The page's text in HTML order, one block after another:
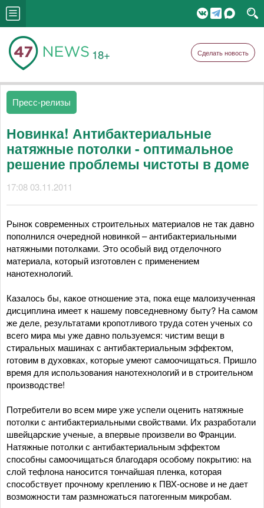
18+ Сделать новость
Пресс-релизы
Новинка! Антибактериальные
натяжные потолки - оптимальное
решение проблемы чистоты в доме
17:08 03.11.2011
Рынок современных строительных материалов не так давно
пополнился очередной новинкой – антибактериальными
натяжными потолками. Это особый вид отделочного
материала, который изготовлен с применением
нанотехнологий.
Казалось бы, какое отношение эта, пока еще малоизученная
дисциплина имеет к нашему повседневному быту? На самом
же деле, результатами кропотливого труда сотен ученых со
всего мира мы уже давно пользуемся: чистим вещи в
стиральных машинах с антибактериальным эффектом,
готовим в духовках, которые умеют самоочищаться. Пришло
время для использования нанотехнологий и в строительном
производстве!
Потребители во всем мире уже успели оценить натяжные
потолки с антибактериальными свойствами. Их разработали
швейцарские ученые, а впервые произвели во Франции.
Натяжные потолки с антибактериальным эффектом
способны самоочищаться благодаря особому покрытию: на
слой тефлона наносится тончайшая пленка, которая
способствует прочному креплению к ПВХ-основе и не дает
возможности там размножаться патогенным микробам.